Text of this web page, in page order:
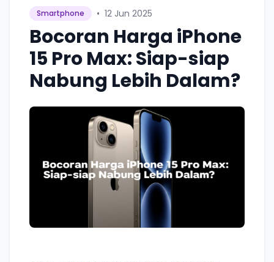
Smartphone • 12 Jun 2025
Bocoran Harga iPhone
15 Pro Max: Siap-siap
Nabung Lebih Dalam?